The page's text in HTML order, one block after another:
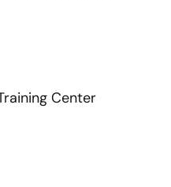
Center